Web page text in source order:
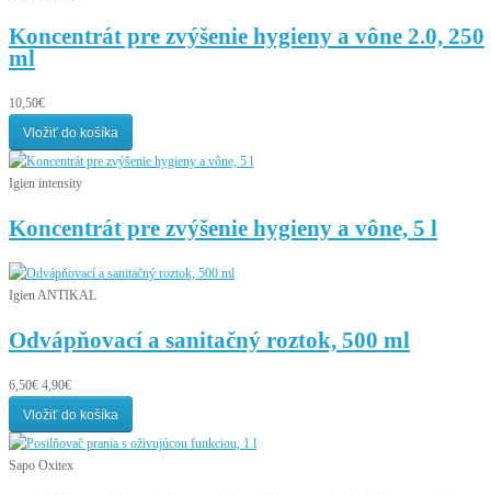
Koncentrát pre zvýšenie hygieny a vône 2.0, 250
ml
10,50€
Vložiť do košíka
Igien intensity
Koncentrát pre zvýšenie hygieny a vône, 5 l
Igien ANTIKAL
Odvápňovací a sanitačný roztok, 500 ml
6,50€ 4,90€
Vložiť do košíka
Sapo Oxitex